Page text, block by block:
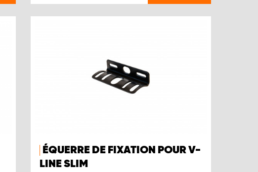
ÉQUERRE DE FIXATION POUR V-
LINE SLIM